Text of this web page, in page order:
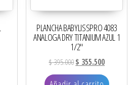
PLANCHA BABYLISSPRO 4083
ANALOGA DRY TITANIUM AZUL 1
1/2″
$395.000El precio original era:
$ 355.500El precio